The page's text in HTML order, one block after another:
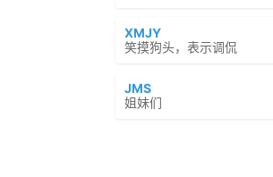
XMJY
笑摸狗头，表示调侃
JMS
姐妹们